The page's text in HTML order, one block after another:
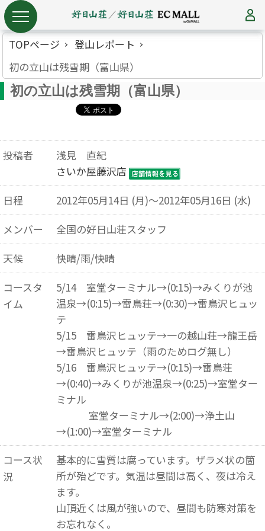
TOPページ
登山レポート
初の立山は残雪期（富山県）
初の立山は残雪期（富山県）
投稿者
浅見 直紀
さいか屋藤沢店
日程
2012年05月14日 (月)～2012年05月16日 (水)
メンバー
全国の好日山荘スタッフ
天候
快晴/雨/快晴
コースタ
イム
5/14 室堂ターミナル→(0:15)→みくりが池
温泉→(0:15)→雷鳥荘→(0:30)→雷鳥沢ヒュッ
テ
5/15 雷鳥沢ヒュッテ→一の越山荘→龍王岳
→雷鳥沢ヒュッテ（雨のためログ無し）
5/16 雷鳥沢ヒュッテ→(0:15)→雷鳥荘
→(0:40)→みくりが池温泉→(0:25)→室堂ター
ミナル
室堂ターミナル→(2:00)→浄土山
→(1:00)→室堂ターミナル
コース状
況
基本的に雪質は腐っています。ザラメ状の箇
所が殆どです。気温は昼間は高く、夜は冷え
ます。
山頂近くは風が強いので、昼間も防寒対策を
お忘れなく。